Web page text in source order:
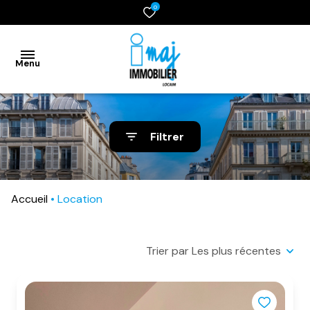
0
Menu
accueil
vente
location
estimation
Filtrer
Accueil Location
Trier par Les plus récentes